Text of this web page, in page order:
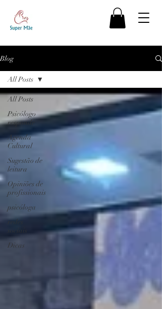
Blog
All Posts
Psicólogo
responde
Agenda
Cultural
Sugestão de
leitura
Opiniões de
profissionais
psicóloga
redes
sociais
Dicas
All Posts